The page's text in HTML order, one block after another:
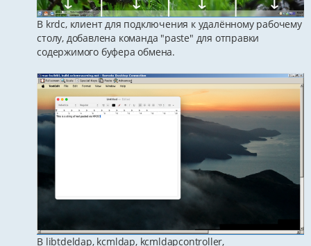
В krdc, клиент для подключения к удалённому рабочему
столу, добавлена команда "paste" для отправки
содержимого буфера обмена.
В libtdeldap, kcmldap, kcmldapcontroller,